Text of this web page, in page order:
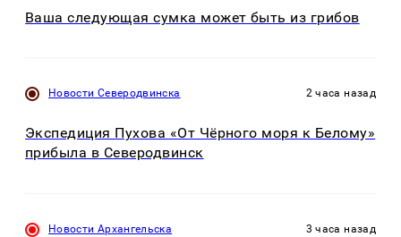
Ваша следующая сумка может быть из грибов
Новости Северодвинска 2 часа назад
Экспедиция Пухова «От Чёрного моря к Белому»
прибыла в Северодвинск
Новости Архангельска 3 часа назад